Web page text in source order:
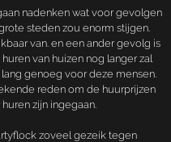
nadenken wat voor gevolgen
steden zou enorm stijgen.
van. en een ander gevolg is
van huizen nog langer zal
genoeg voor deze mensen.
reden om de huurprijzen
zijn ingegaan.
zoveel gezeik tegen